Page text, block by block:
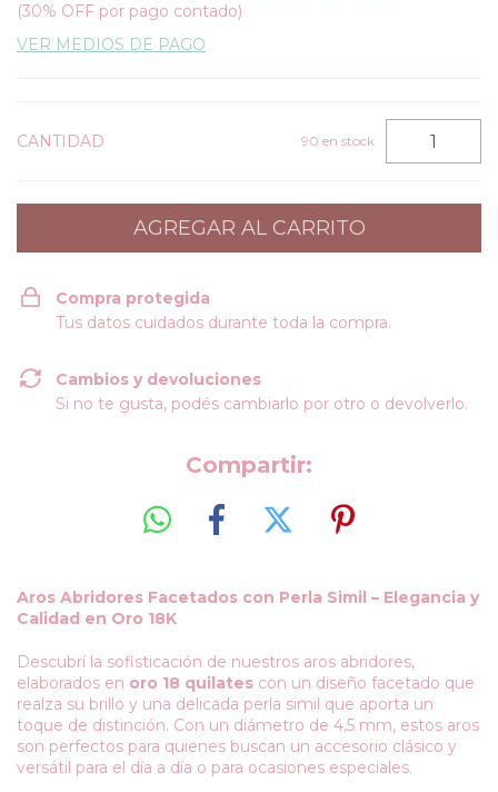
(30% OFF por pago contado)
VER MEDIOS DE PAGO
CANTIDAD 90 en stock
Compra protegida
Tus datos cuidados durante toda la compra.
Cambios y devoluciones
Si no te gusta, podés cambiarlo por otro o devolverlo.
Compartir:
Aros Abridores Facetados con Perla Simil – Elegancia y
Calidad en Oro 18K
Descubrí la sofisticación de nuestros aros abridores,
elaborados en oro 18 quilates con un diseño facetado que
realza su brillo y una delicada perla simil que aporta un
toque de distinción. Con un diámetro de 4,5 mm, estos aros
son perfectos para quienes buscan un accesorio clásico y
versátil para el día a día o para ocasiones especiales.